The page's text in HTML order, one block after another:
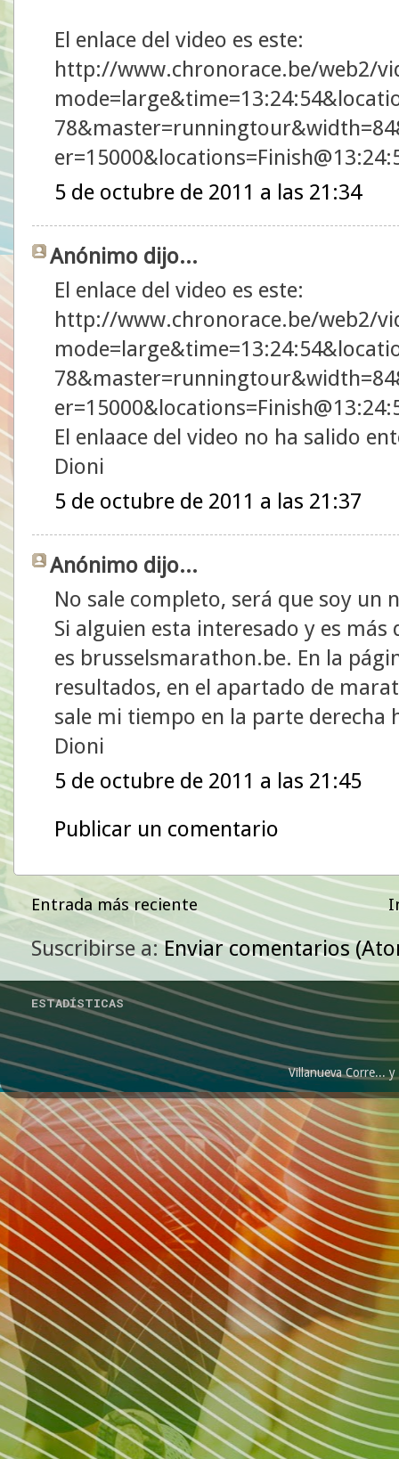
El enlace del video es este:
http://www.chronorace.be/web2/
5 de octubre de 2011 a las 21:34
Anónimo dijo...
El enlace del video es este:
http://www.chronorace.be/web2/
El enlaace del video no ha salido
Dioni
5 de octubre de 2011 a las 21:37
Anónimo dijo...
No sale completo, será que soy
Si alguien esta interesado y es
es brusselsmarathon.be. En la
resultados, en el apartado de
sale mi tiempo en la parte derecha
Dioni
5 de octubre de 2011 a las 21:45
Publicar un comentario
Entrada más reciente
Suscribirse a:Enviar comentarios
ESTADÍSTICAS
Villanueva Corre...